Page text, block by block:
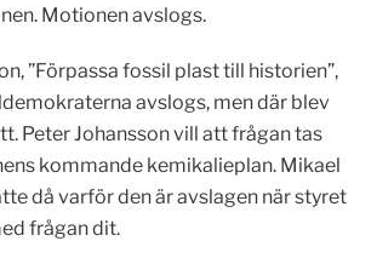
Motionen avslogs.
”Förpassa fossil plast till historien”,
avslogs, men där blev
Peter Johansson vill att frågan tas
kommande kemikalieplan. Mikael
då varför den är avslagen när styret
frågan dit.